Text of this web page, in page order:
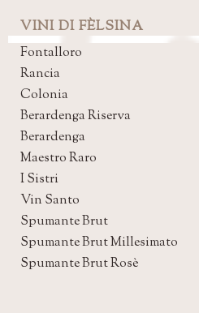
VINI DI FÈLSINA
Fontalloro
Rancia
Colonia
Berardenga Riserva
Berardenga
Maestro Raro
I Sistri
Vin Santo
Spumante Brut
Spumante Brut Millesimato
Spumante Brut Rosè